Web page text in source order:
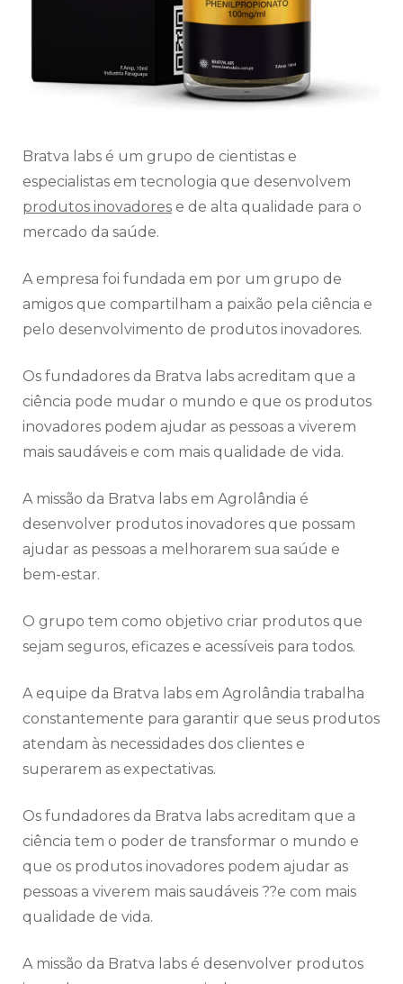
Bratva labs é um grupo de cientistas e
especialistas em tecnologia que desenvolvem
produtos inovadores e de alta qualidade para o
mercado da saúde.
A empresa foi fundada em por um grupo de
amigos que compartilham a paixão pela ciência e
pelo desenvolvimento de produtos inovadores.
Os fundadores da Bratva labs acreditam que a
ciência pode mudar o mundo e que os produtos
inovadores podem ajudar as pessoas a viverem
mais saudáveis e com mais qualidade de vida.
A missão da Bratva labs em Agrolândia é
desenvolver produtos inovadores que possam
ajudar as pessoas a melhorarem sua saúde e
bem-estar.
O grupo tem como objetivo criar produtos que
sejam seguros, eficazes e acessíveis para todos.
A equipe da Bratva labs em Agrolândia trabalha
constantemente para garantir que seus produtos
atendam às necessidades dos clientes e
superarem as expectativas.
Os fundadores da Bratva labs acreditam que a
ciência tem o poder de transformar o mundo e
que os produtos inovadores podem ajudar as
pessoas a viverem mais saudáveis ??e com mais
qualidade de vida.
A missão da Bratva labs é desenvolver produtos